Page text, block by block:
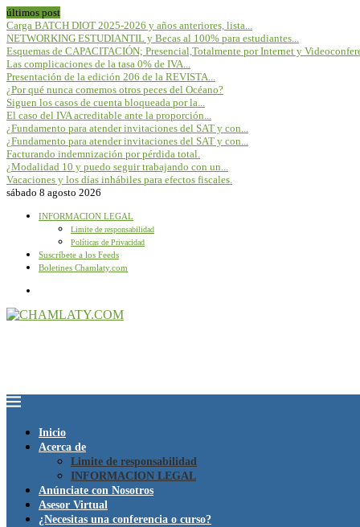
últimos post
Carga BATCH DIOT 2025-2026 y años anteriores, lista...
NETWORKING ESTUDIANTIL y Becas al 100% para estudiantes...
Esquemas de CAPACITACIÓN; Presencial,Totalmente por Internet y
Las complicaciones de la tasa 0% de IVA...
Presentación de la edición 206 de la REVISTA...
¿Por qué nunca comemos otros peces del Océano?
Siguen los casos de cuenta bloqueada por la...
El caso del IVA acreditable ante la proporción...
¿Fundamento para atender invitaciones del SAT y con...
¿Fundamento para atender invitaciones del SAT y con...
Facturando indemnización por pérdida total.
¿Modalidad 10 y puedo seguir trabajando con un...
Vacaciones y los días inhábiles para efectos fiscales.
sábado 8 agosto 2026
INFORMACION LEGAL
Limite de responsabilidad
Políticas de Privacidad
Suscríbete a los Feeds
Boletines Chamlaty.com
Inicio
Acerca de
Limite de responsabilidad
INFORMACION LEGAL
Anúnciate con Nosotros
Asesor Virtual
¿Necesitas una conferencia o curso?